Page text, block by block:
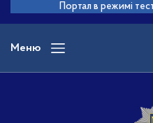
основного
вмісту
Портал в режимі
Меню